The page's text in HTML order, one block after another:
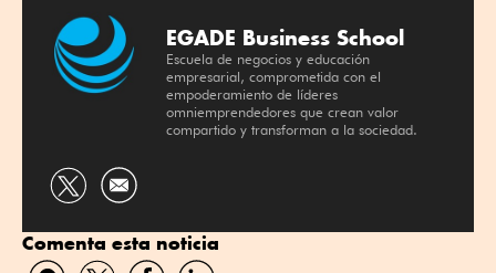
EGADE Business School
Escuela de negocios y educación
empresarial, comprometida con el
empoderamiento de líderes
omniemprendedores que crean valor
compartido y transforman a la sociedad.
Compartir
Twitter
Comenta esta noticia